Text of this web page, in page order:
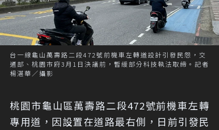
台一線龜山萬壽路二段472號前機車左轉道設計引發民怨，交
通部、桃園市府3月1日決議前，暫緩部分科技執法取締。記者
楊湛華／攝影
桃園市龜山區萬壽路二段472號前機車左轉
專用道，因設置在道路最右側，日前引發民